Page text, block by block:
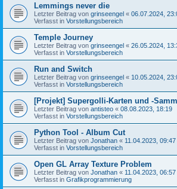
Lemmings never die
Letzter Beitrag von grinseengel « 06.07.2024,
Verfasst in Vorstellungsbereich
Temple Journey
Letzter Beitrag von grinseengel « 26.05.2024,
Verfasst in Vorstellungsbereich
Run and Switch
Letzter Beitrag von grinseengel « 10.05.2024,
Verfasst in Vorstellungsbereich
[Projekt] Supergolli-Karten und -
Letzter Beitrag von antisteo « 08.08.2023, 18:19
Verfasst in Vorstellungsbereich
Python Tool - Album Cut
Letzter Beitrag von Jonathan « 11.04.2023, 09:47
Verfasst in Vorstellungsbereich
Open GL Array Texture Problem
Letzter Beitrag von Jonathan « 11.04.2023, 06:57
Verfasst in Grafikprogrammierung